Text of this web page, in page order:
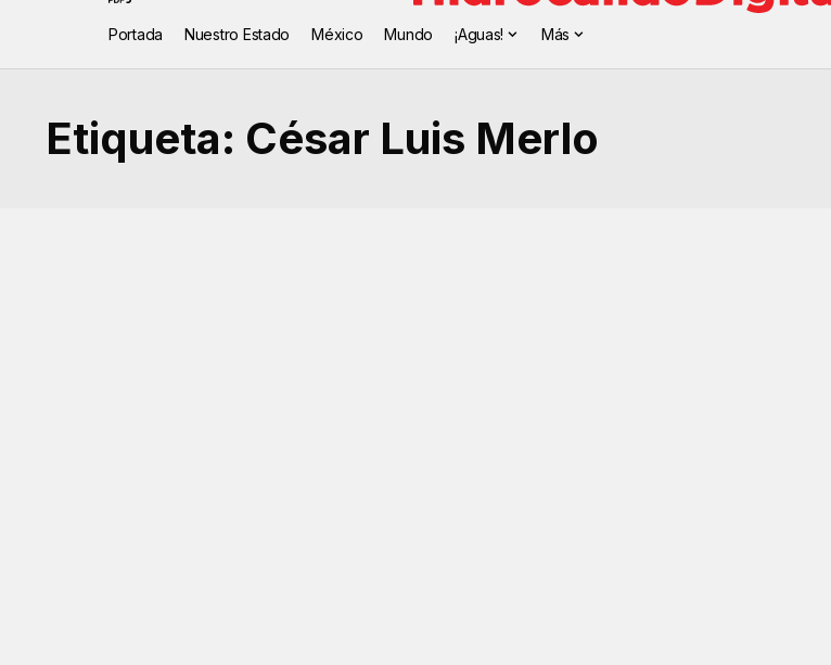
Portada Nuestro Estado México Mundo ¡Aguas! Más
Etiqueta: César Luis Merlo